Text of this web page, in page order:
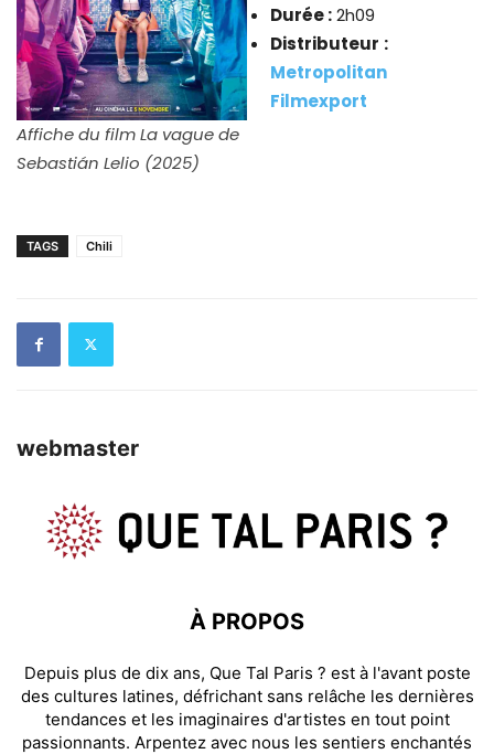
Affiche du film La vague de
Sebastián Lelio (2025)
Durée :2h09
Distributeur :
Metropolitan
Filmexport
TAGS Chili
webmaster
À PROPOS
Depuis plus de dix ans, Que Tal Paris ? est à l'avant poste
des cultures latines, défrichant sans relâche les dernières
tendances et les imaginaires d'artistes en tout point
passionnants. Arpentez avec nous les sentiers enchantés